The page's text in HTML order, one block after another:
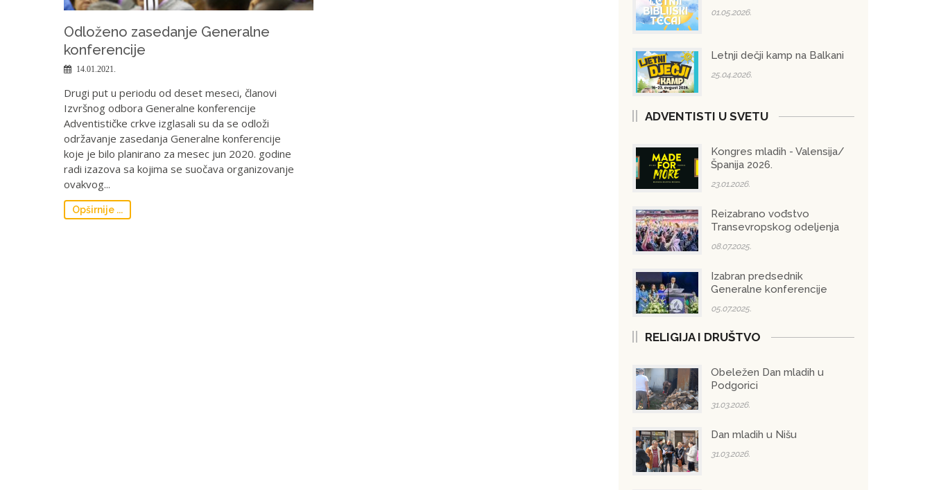
Odloženo zasedanje Generalne
konferencije
14.01.2021.
Drugi put u periodu od deset meseci, članovi
Izvršnog odbora Generalne konferencije
Adventističke crkve izglasali su da se odloži
održavanje zasedanja Generalne konferencije
koje je bilo planirano za mesec jun 2020. godine
radi izazova sa kojima se suočava organizovanje
ovakvog...
Opširnije ...
01.05.2026.
Letnji dečji kamp na Balkani
25.04.2026.
ADVENTISTI U SVETU
Kongres mladih - Valensija/
Španija 2026.
23.01.2026.
Reizabrano vođstvo
Transevropskog odeljenja
08.07.2025.
Izabran predsednik
Generalne konferencije
05.07.2025.
RELIGIJA I DRUŠTVO
Obeležen Dan mladih u
Podgorici
31.03.2026.
Dan mladih u Nišu
31.03.2026.